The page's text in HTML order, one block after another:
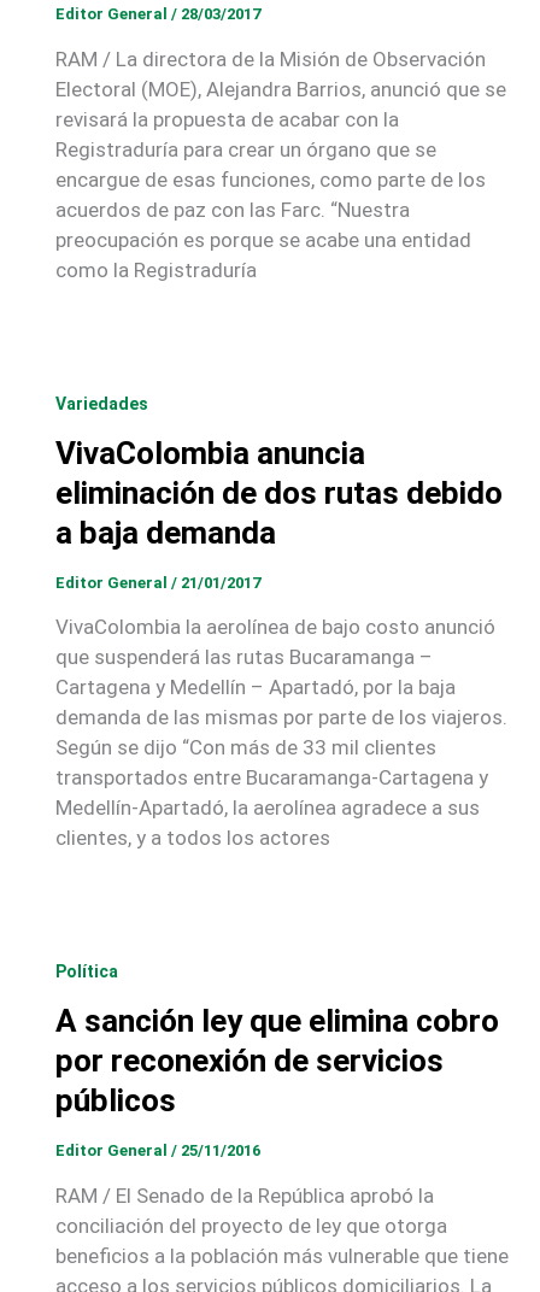
Editor General / 28/03/2017
RAM / La directora de la Misión de Observación
Electoral (MOE), Alejandra Barrios, anunció que se
revisará la propuesta de acabar con la
Registraduría para crear un órgano que se
encargue de esas funciones, como parte de los
acuerdos de paz con las Farc. “Nuestra
preocupación es porque se acabe una entidad
como la Registraduría
Variedades
VivaColombia anuncia
eliminación de dos rutas debido
a baja demanda
Editor General / 21/01/2017
VivaColombia la aerolínea de bajo costo anunció
que suspenderá las rutas Bucaramanga –
Cartagena y Medellín – Apartadó, por la baja
demanda de las mismas por parte de los viajeros.
Según se dijo “Con más de 33 mil clientes
transportados entre Bucaramanga-Cartagena y
Medellín-Apartadó, la aerolínea agradece a sus
clientes, y a todos los actores
Política
A sanción ley que elimina cobro
por reconexión de servicios
públicos
Editor General / 25/11/2016
RAM / El Senado de la República aprobó la
conciliación del proyecto de ley que otorga
beneficios a la población más vulnerable que tiene
acceso a los servicios públicos domiciliarios. La